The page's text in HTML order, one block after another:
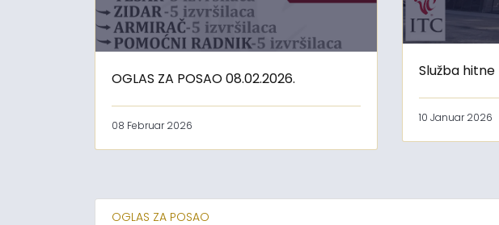
OGLAS ZA POSAO 08.02.2026.
08 Februar 2026
Služba
10 Januar 2026
OGLAS ZA POSAO